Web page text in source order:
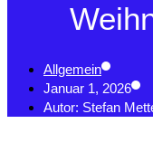
Allgemein
Januar 1, 2026
Autor: Stefan